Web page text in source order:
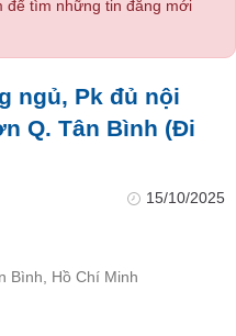
để tìm những tin đăng mới
ngủ, Pk đủ nội
Q. Tân Bình (Đi
15/10/2025
Bình, Hồ Chí Minh